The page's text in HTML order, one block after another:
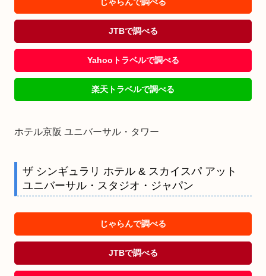
JTBで調べる
Yahooトラベルで調べる
楽天トラベルで調べる
ホテル京阪 ユニバーサル・タワー
ザ シンギュラリ ホテル & スカイスパ アット
ユニバーサル・スタジオ・ジャパン
じゃらんで調べる
JTBで調べる